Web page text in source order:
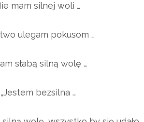
mam silnej woli …
ulegam pokusom …
słabą silną wolę …
„Jestem bezsilna …